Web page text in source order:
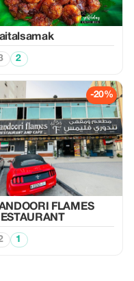
2
-20%
FLAMES
1